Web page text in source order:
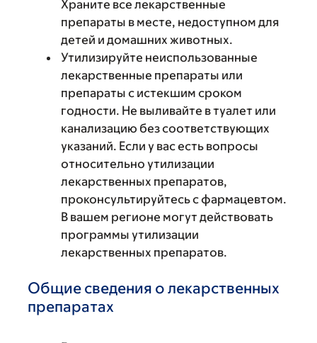
Храните все лекарственные
препараты в месте, недоступном для
детей и домашних животных.
Утилизируйте неиспользованные
лекарственные препараты или
препараты с истекшим сроком
годности. Не выливайте в туалет или
канализацию без соответствующих
указаний. Если у вас есть вопросы
относительно утилизации
лекарственных препаратов,
проконсультируйтесь с фармацевтом.
В вашем регионе могут действовать
программы утилизации
лекарственных препаратов.
Общие сведения о лекарственных
препаратах